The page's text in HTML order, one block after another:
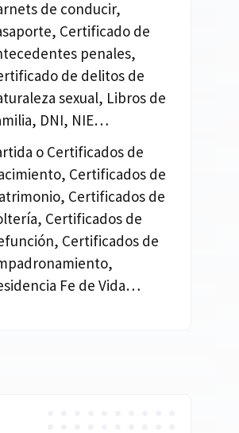
de conducir,
Certificado de
penales,
de delitos de
sexual, Libros de
DNI, NIE…
o Certificados de
Certificados de
Certificados de
Certificados de
Certificados de
Fe de Vida…